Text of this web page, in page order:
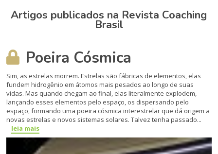
Artigos publicados na Revista Coaching
Brasil
Poeira Cósmica
Sim, as estrelas morrem. Estrelas são fábricas de elementos, elas
fundem hidrogênio em átomos mais pesados ao longo de suas
vidas. Mas quando chegam ao final, elas literalmente explodem,
lançando esses elementos pelo espaço, os dispersando pelo
espaço, formando uma poeira cósmica interestrelar que dá origem a
novas estrelas e novos sistemas solares. Talvez tenha passado...
leia mais